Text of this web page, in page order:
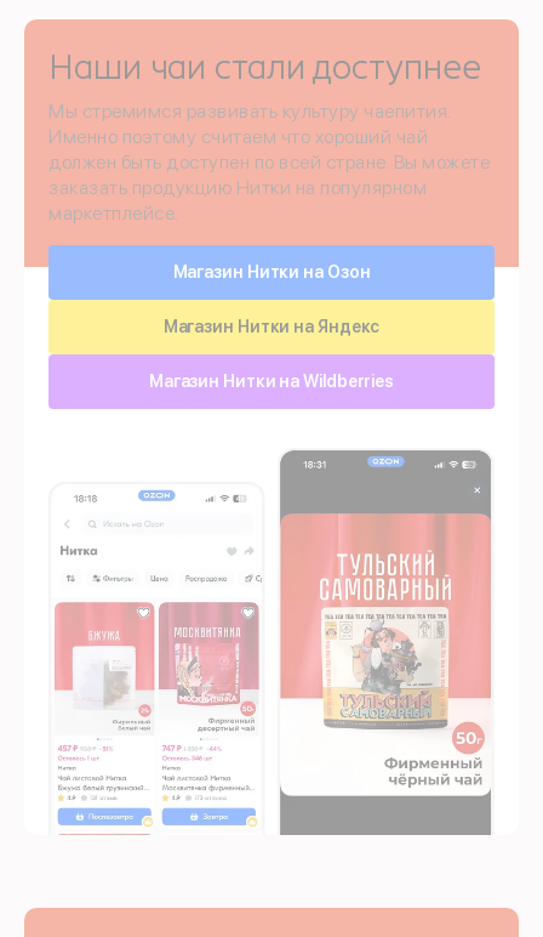
Наши чаи стали доступнее
Мы стремимся развивать культуру чаепития.
Именно поэтому считаем что хороший чай
должен быть доступен по всей стране. Вы можете
заказать продукцию Нитки на популярном
маркетплейсе.
Магазин Нитки на Озон
Магазин Нитки на Яндекс
Магазин Нитки на Wildberries